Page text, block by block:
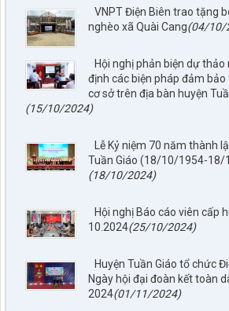
VNPT Điện Biên trao tặng
nghèo xã Quài Cang(04/10/
Hội nghị phản biện dự
định các biện pháp đảm
cơ sở trên địa bàn huyện
(15/10/2024)
Lễ Kỷ niệm 70 năm thành
Tuần Giáo (18/10/1954-18/
(18/10/2024)
Hội nghị Báo cáo viên cấp
10.2024(25/10/2024)
Huyện Tuần Giáo tổ chức
Ngày hội đại đoàn kết toàn
2024(01/11/2024)
797./TTPTQĐ-KV2
Tuần Giáo công khai dự thảo phương án
(đợt 6)công trình: Hồ bản phủ thuộc dự
Nậm Là tỉnh Điện Biên
lượt xem: 45 | lượt tải:33